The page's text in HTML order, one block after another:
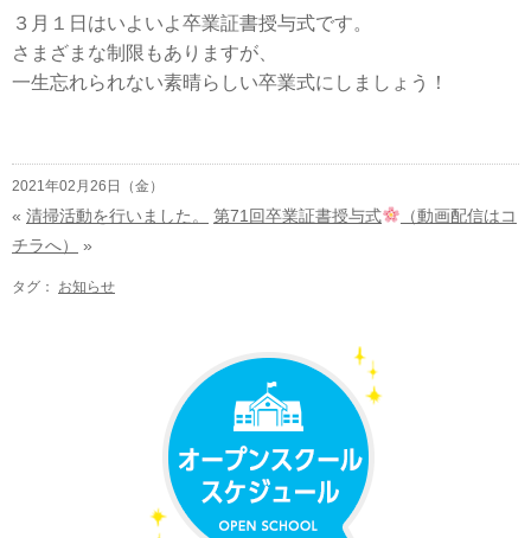
３月１日はいよいよ卒業証書授与式です。
さまざまな制限もありますが、
一生忘れられない素晴らしい卒業式にしましょう！
2021年02月26日（金）
« 清掃活動を行いました。 第71回卒業証書授与式
（動画配信はコ
チラへ）
»
タグ： お知らせ